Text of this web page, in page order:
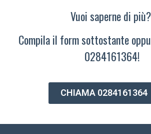
Vuoi saperne di più?
Compila il form sottostante
0284161364!
CHIAMA 0284161364